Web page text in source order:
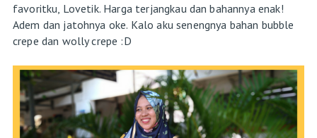
favoritku, Lovetik. Harga terjangkau dan bahannya enak!
Adem dan jatohnya oke. Kalo aku senengnya bahan bubble
crepe dan wolly crepe :D